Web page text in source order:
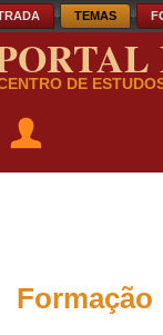
TEMAS
DE
Formação